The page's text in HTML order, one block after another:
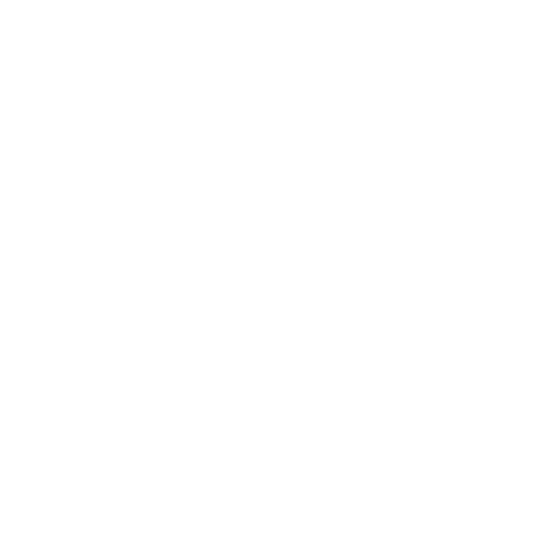
el mismo estante cada madrugada que vengo
para luego levantarme del piso y seguir
cada uno de ellos, ya estoy aprendiendo a vivir